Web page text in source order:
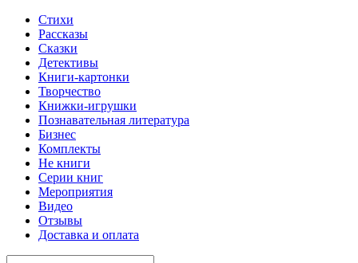
Стихи
Рассказы
Сказки
Детективы
Книги-картонки
Творчество
Книжки-игрушки
Познавательная литература
Бизнес
Комплекты
Не книги
Серии книг
Мероприятия
Видео
Отзывы
Доставка и оплата